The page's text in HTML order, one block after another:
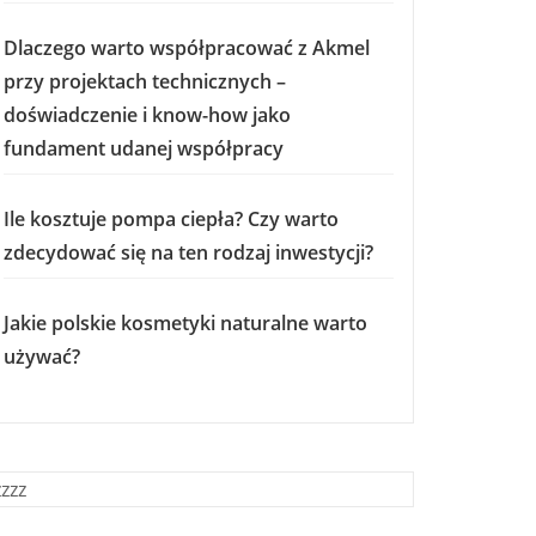
Dlaczego warto współpracować z Akmel
przy projektach technicznych –
doświadczenie i know-how jako
fundament udanej współpracy
Ile kosztuje pompa ciepła? Czy warto
zdecydować się na ten rodzaj inwestycji?
Jakie polskie kosmetyki naturalne warto
używać?